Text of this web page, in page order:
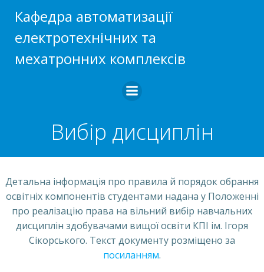
до
вмісту
Кафедра автоматизації
електротехнічних та
мехатронних комплексів
Вибір дисциплін
Детальна інформація про правила й порядок обрання
освітніх компонентів студентами надана у Положенні
про реалізацію права на вільний вибір навчальних
дисциплін здобувачами вищої освіти КПІ ім. Ігоря
Сікорського. Текст документу розміщено за
посиланням.